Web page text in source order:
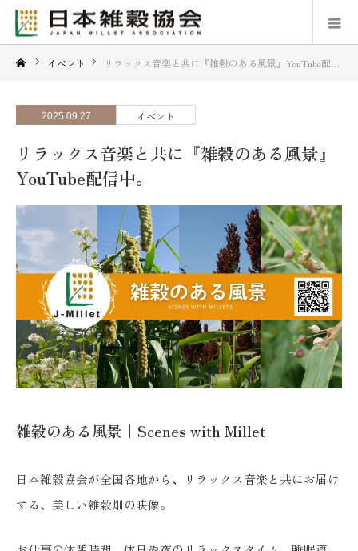
イベント リラックス音楽と共に『雑穀のある風景』YouTube配信中。
2025.09.27 イベント
リラックス音楽と共に『雑穀のある風景』
YouTube配信中。
雑穀のある風景｜Scenes with Millet
日本雑穀協会が全国各地から、リラックス音楽と共にお届け
する、美しい雑穀畑の映像。